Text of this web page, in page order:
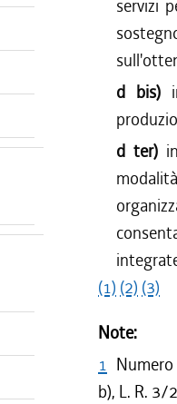
servizi
d bis)
d ter)
(1) (2) (3)
Note:
1
b), L. R. 3/